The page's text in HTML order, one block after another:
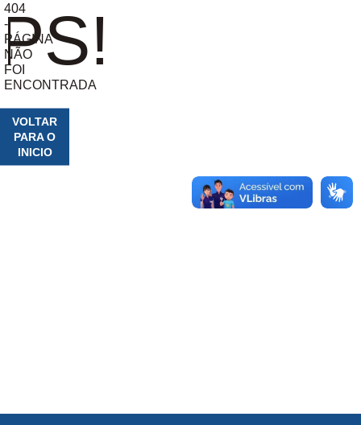
404
-
PÁGINA
NÃO
FOI
ENCONTRADA
VOLTAR
PARA O
INICIO